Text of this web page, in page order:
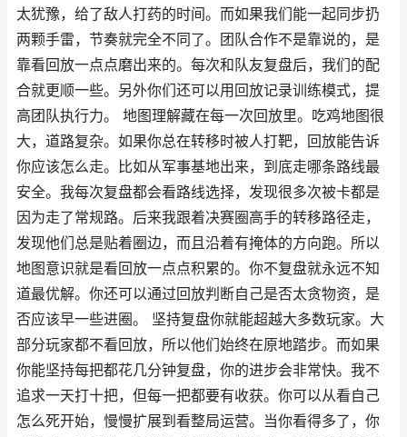
太犹豫，给了敌人打药的时间。而如果我们能一起同步扔
两颗手雷，节奏就完全不同了。团队合作不是靠说的，是
靠看回放一点点磨出来的。每次和队友复盘后，我们的配
合就更顺一些。另外你们还可以用回放记录训练模式，提
高团队执行力。 地图理解藏在每一次回放里。吃鸡地图很
大，道路复杂。如果你总在转移时被人打靶，回放能告诉
你应该怎么走。比如从军事基地出来，到底走哪条路线最
安全。我每次复盘都会看路线选择，发现很多次被卡都是
因为走了常规路。后来我跟着决赛圈高手的转移路径走，
发现他们总是贴着圈边，而且沿着有掩体的方向跑。所以
地图意识就是看回放一点点积累的。你不复盘就永远不知
道最优解。你还可以通过回放判断自己是否太贪物资，是
否应该早一些进圈。 坚持复盘你就能超越大多数玩家。大
部分玩家都不看回放，所以他们始终在原地踏步。而如果
你能坚持每把都花几分钟复盘，你的进步会非常快。我不
追求一天打十把，但每一把都要有收获。你可以从看自己
怎么死开始，慢慢扩展到看整局运营。当你看得多了，你